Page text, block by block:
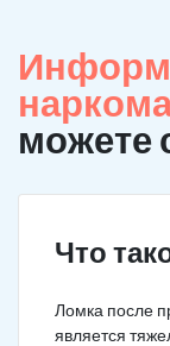
можете
Что
Ломка после
является